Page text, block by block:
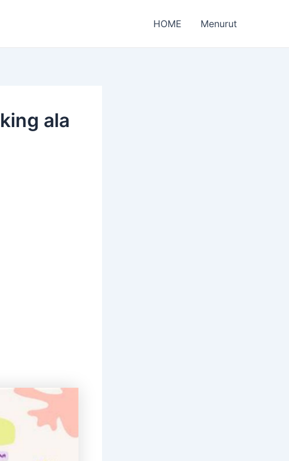
HOME Menurut
ala